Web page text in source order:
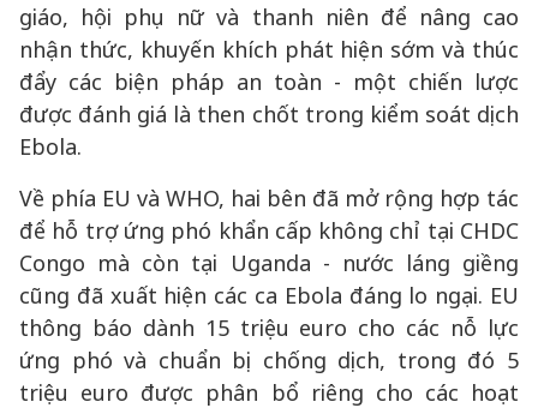
giáo, hội phụ nữ và thanh niên để nâng cao
nhận thức, khuyến khích phát hiện sớm và thúc
đẩy các biện pháp an toàn - một chiến lược
được đánh giá là then chốt trong kiểm soát dịch
Ebola.
Về phía EU và WHO, hai bên đã mở rộng hợp tác
để hỗ trợ ứng phó khẩn cấp không chỉ tại CHDC
Congo mà còn tại Uganda - nước láng giềng
cũng đã xuất hiện các ca Ebola đáng lo ngại. EU
thông báo dành 15 triệu euro cho các nỗ lực
ứng phó và chuẩn bị chống dịch, trong đó 5
triệu euro được phân bổ riêng cho các hoạt